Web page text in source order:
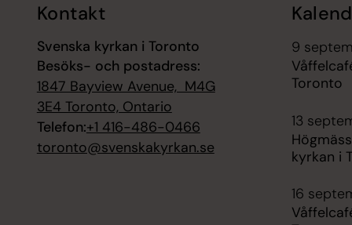
Kontakt
Svenska kyrkan i Toronto
Besöks- och postadress:
1847 Bayview Avenue, M4G
3E4 Toronto, Ontario
Telefon:+1 416-486-0466
toronto@svenskakyrkan.se
9
Toronto
13
kyrkan i
16